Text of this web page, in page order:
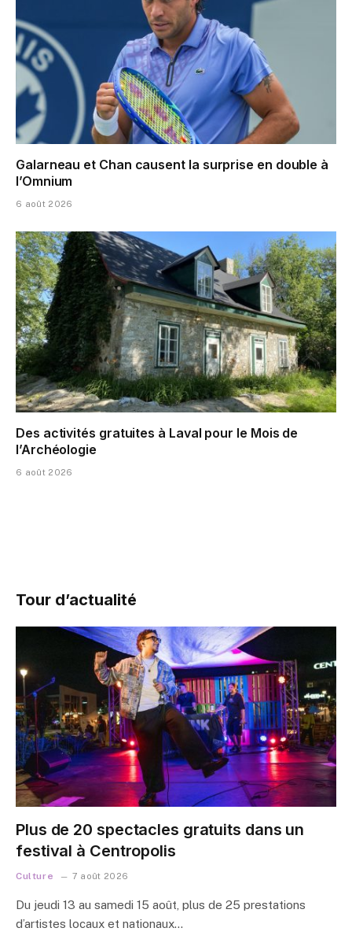
Galarneau et Chan causent la surprise en double à
l’Omnium
6 août 2026
Des activités gratuites à Laval pour le Mois de
l’Archéologie
6 août 2026
Tour d’actualité
Plus de 20 spectacles gratuits dans un
festival à Centropolis
Culture 7 août 2026
Du jeudi 13 au samedi 15 août, plus de 25 prestations
d’artistes locaux et nationaux…